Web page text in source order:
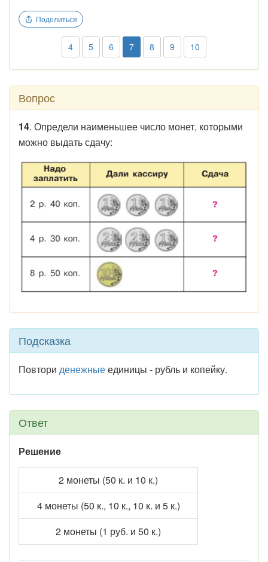
Поделиться
4 5 6 7 8 9 10
Вопрос
14. Определи наименьшее число монет, которыми
можно выдать сдачу:
Подсказка
Повтори денежныеединицы - рубль и копейку.
Ответ
Решение
2 монеты (50 к. и 10 к.)
4 монеты (50 к., 10 к., 10 к. и 5 к.)
2 монеты (1 руб. и 50 к.)